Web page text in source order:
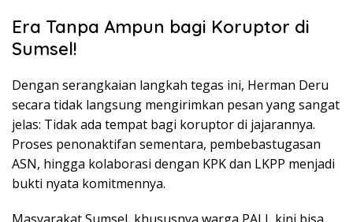
Era Tanpa Ampun bagi Koruptor di
Sumsel!
Dengan serangkaian langkah tegas ini, Herman Deru
secara tidak langsung mengirimkan pesan yang sangat
jelas: Tidak ada tempat bagi koruptor di jajarannya.
Proses penonaktifan sementara, pembebastugasan
ASN, hingga kolaborasi dengan KPK dan LKPP menjadi
bukti nyata komitmennya.